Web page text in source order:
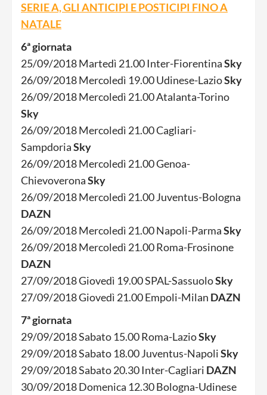
SERIE A, GLI ANTICIPI E POSTICIPI FINO A
NATALE
6ª giornata
25/09/2018 Martedì 21.00 Inter-FiorentinaSky
26/09/2018 Mercoledì 19.00 Udinese-LazioSky
26/09/2018 Mercoledì 21.00 Atalanta-Torino
Sky
26/09/2018 Mercoledì 21.00 Cagliari-
SampdoriaSky
26/09/2018 Mercoledì 21.00 Genoa-
ChievoveronaSky
26/09/2018 Mercoledì 21.00 Juventus-Bologna
DAZN
26/09/2018 Mercoledì 21.00 Napoli-ParmaSky
26/09/2018 Mercoledì 21.00 Roma-Frosinone
DAZN
27/09/2018 Giovedì 19.00 SPAL-SassuoloSky
27/09/2018 Giovedì 21.00 Empoli-Milan DAZN
7ª giornata
29/09/2018 Sabato 15.00 Roma-LazioSky
29/09/2018 Sabato 18.00 Juventus-NapoliSky
29/09/2018 Sabato 20.30 Inter-Cagliari DAZN
30/09/2018 Domenica 12.30 Bologna-Udinese